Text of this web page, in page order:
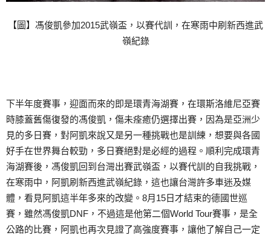
【圖】馮俊凱參加2015武嶺盃，以賽代訓，在寒雨中刷新西進武
嶺紀錄
下半年度賽事，迎面而來的即是環青海湖賽，在環斯洛維尼亞賽
時膝蓋舊傷復發的馮俊凱，傷未痊癒仍選擇出賽，因為是亞洲少
見的多日賽，對阿凱來說又是另一種挑戰也是訓練，想要與各國
好手在世界舞台較勁，多日賽絕對是必經的過程。順利完成環青
海湖賽後，馮俊凱回到台灣出賽武嶺盃，以賽代訓的自我挑戰，
在寒雨中，阿凱刷新西進武嶺紀錄，這也讓台灣許多車迷及媒
體，看見阿凱這半年多來的改變。8月15日才結束的德國世巡
賽，雖然馮俊凱DNF，不過這是他第二個World Tour賽事，是全
公路的比賽，阿凱也再次見證了高強度賽事，讓他了解自己一定